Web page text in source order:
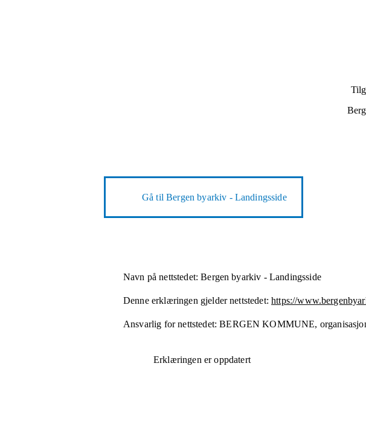
Gå tilBergen byarkiv - Landingsside
Navn på nettstedet: Bergen byarkiv - Landingsside
Denne erklæringen gjelder nettstedet: https://
Ansvarlig for nettstedet: BERGEN KOMMUNE,
Erklæringen er oppdatert